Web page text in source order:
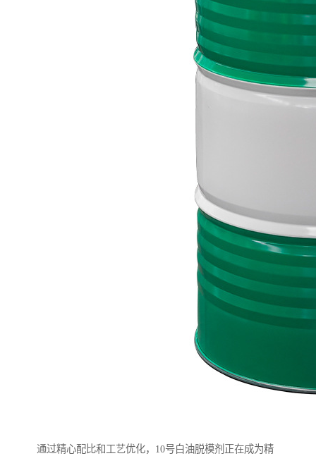
通过精心配比和工艺优化，10号白油脱模剂正在成为精